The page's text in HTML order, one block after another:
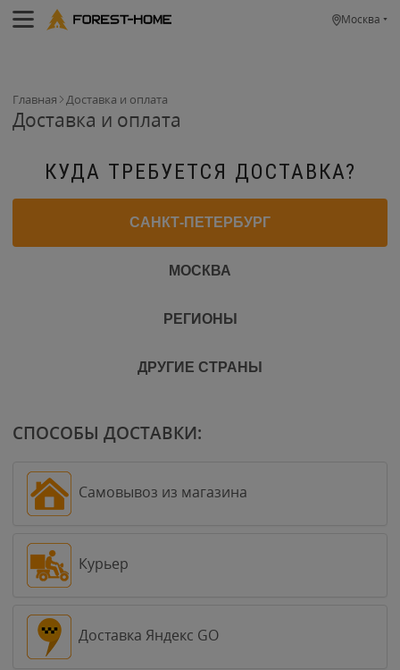
Москва
Главная Доставка и оплата
Доставка и оплата
КУДА ТРЕБУЕТСЯ ДОСТАВКА?
САНКТ-ПЕТЕРБУРГ
МОСКВА
РЕГИОНЫ
ДРУГИЕ СТРАНЫ
СПОСОБЫ ДОСТАВКИ:
Самовывоз из магазина
Курьер
Доставка Яндекс GO